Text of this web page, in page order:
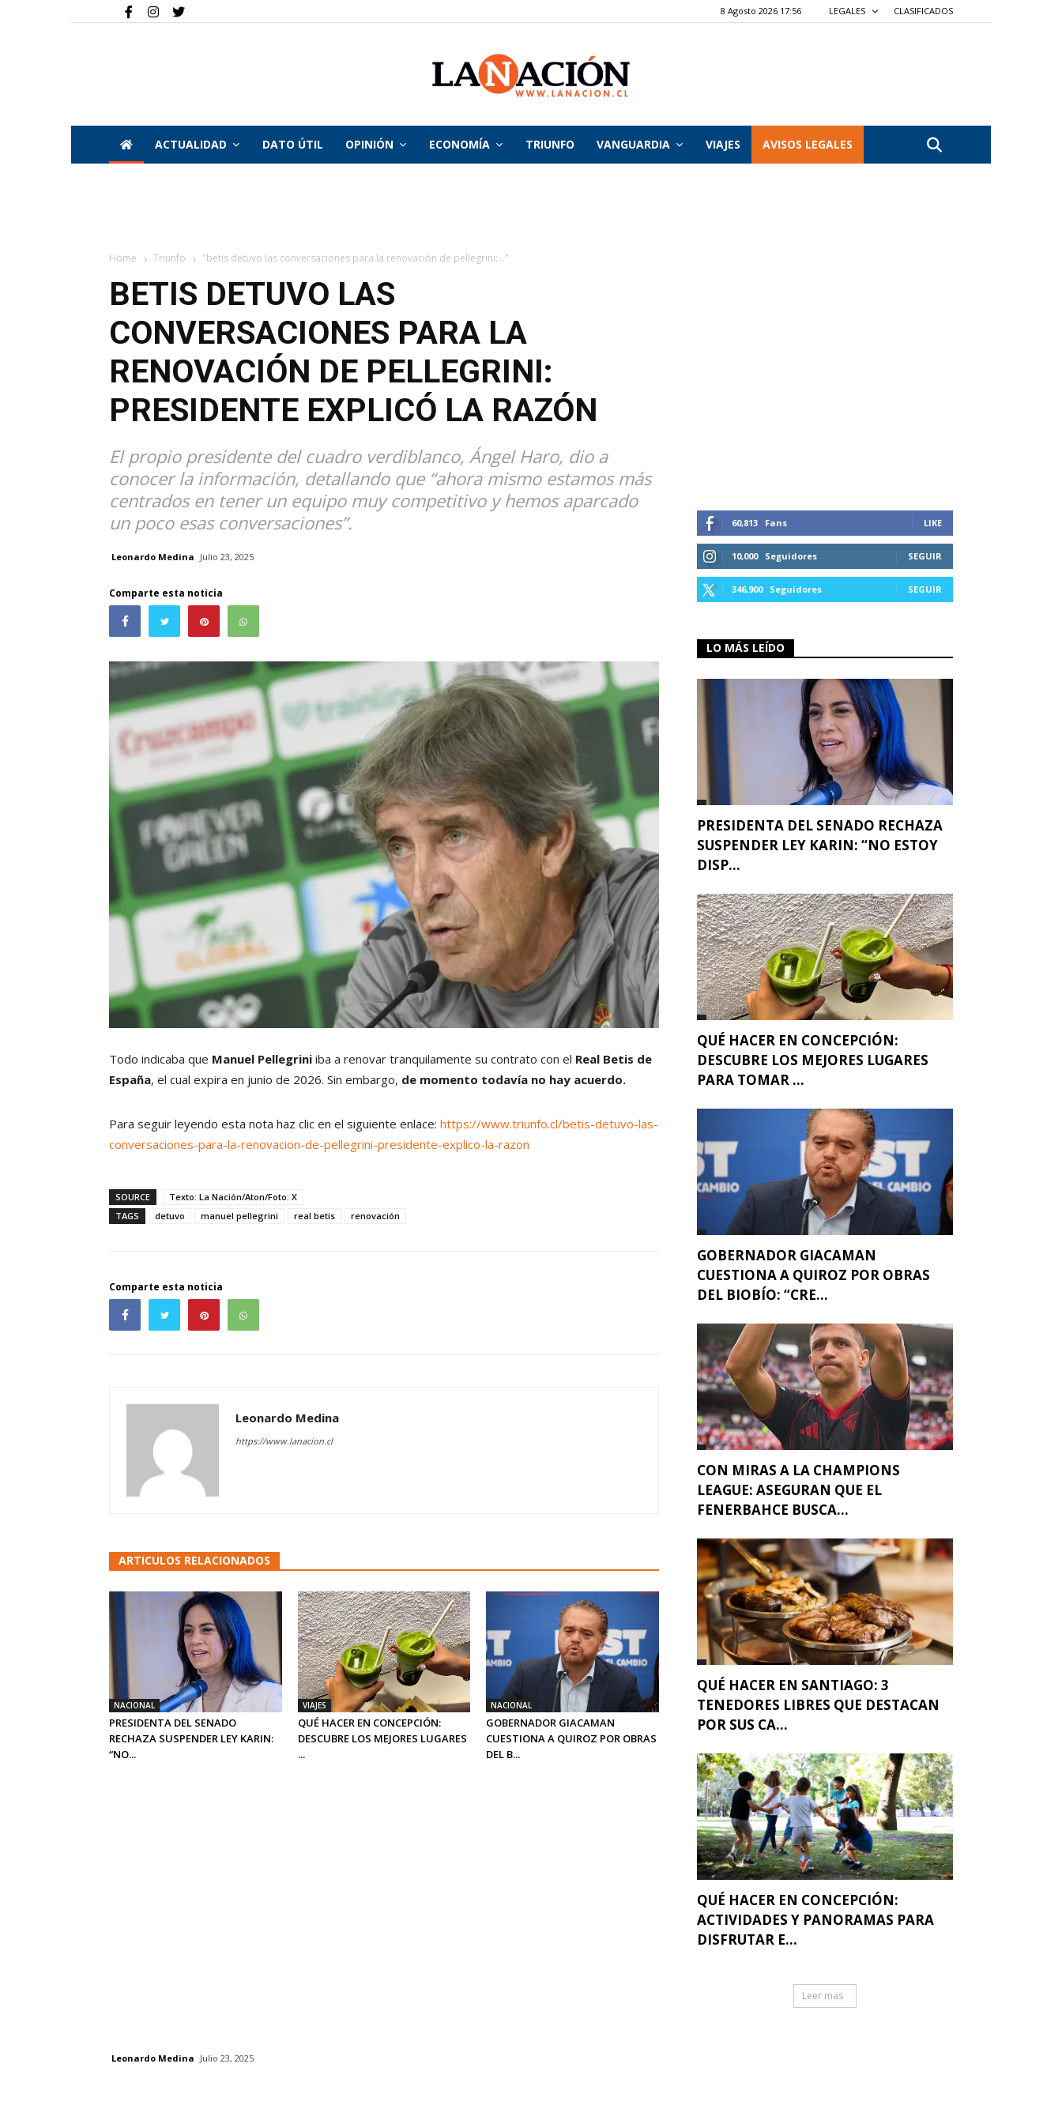
8 Agosto 2026 17:56 LEGALES CLASIFICADOS
La
ACTUALIDAD DATO ÚTIL OPINIÓN ECONOMÍA TRIUNFO VANGUARDIA VIAJES AVISOS LEGALES
Home Triunfo "betis detuvo las conversaciones para la renovación de pellegrini:..."
BETIS DETUVO LAS
CONVERSACIONES PARA LA
RENOVACIÓN DE PELLEGRINI:
PRESIDENTE EXPLICÓ LA RAZÓN
El propio presidente del cuadro verdiblanco, Ángel Haro, dio a
conocer la información, detallando que “ahora mismo estamos más
centrados en tener un equipo muy competitivo y hemos aparcado
un poco esas conversaciones”.
Leonardo Medina Julio 23, 2025
Comparte esta noticia
Todo indicaba que Manuel Pellegrini iba a renovar tranquilamente su contrato con el Real Betis de
España, el cual expira en junio de 2026. Sin embargo, de momento todavía no hay acuerdo.
Para seguir leyendo esta nota haz clic en el siguiente enlace: https://www.triunfo.cl/betis-detuvo-las-
conversaciones-para-la-renovacion-de-pellegrini-presidente-explico-la-razon
SOURCE
Texto: La Nación/Aton/Foto: X
TAGS
detuvo manuel pellegrini real betis renovación
Comparte esta noticia
Leonardo Medina
https://www.lanacion.cl
ARTICULOS RELACIONADOS
NACIONAL
PRESIDENTA DEL SENADO
RECHAZA SUSPENDER LEY KARIN:
“NO...
VIAJES
QUÉ HACER EN CONCEPCIÓN:
DESCUBRE LOS MEJORES LUGARES
...
NACIONAL
GOBERNADOR GIACAMAN
CUESTIONA A QUIROZ POR OBRAS
DEL B...
60,813 Fans LIKE
10,000 Seguidores SEGUIR
346,900 Seguidores SEGUIR
LO MÁS LEÍDO
PRESIDENTA DEL SENADO RECHAZA
SUSPENDER LEY KARIN: “NO ESTOY
DISP...
QUÉ HACER EN CONCEPCIÓN:
DESCUBRE LOS MEJORES LUGARES
PARA TOMAR ...
GOBERNADOR GIACAMAN
CUESTIONA A QUIROZ POR OBRAS
DEL BIOBÍO: “CRE...
CON MIRAS A LA CHAMPIONS
LEAGUE: ASEGURAN QUE EL
FENERBAHCE BUSCA...
QUÉ HACER EN SANTIAGO: 3
TENEDORES LIBRES QUE DESTACAN
POR SUS CA...
QUÉ HACER EN CONCEPCIÓN:
ACTIVIDADES Y PANORAMAS PARA
DISFRUTAR E...
Leer mas
Leonardo Medina Julio 23, 2025